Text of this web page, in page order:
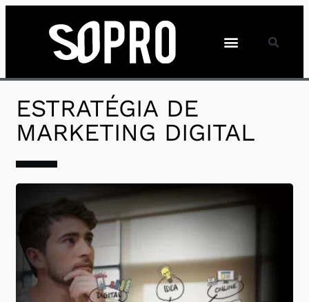
ESTRATÉGIA DE
MARKETING DIGITAL